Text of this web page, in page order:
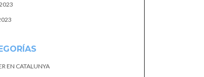
EN CATALUNYA